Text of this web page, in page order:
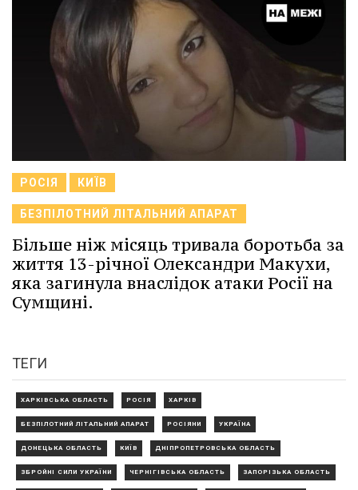
РОСІЯ КИЇВ
БЕЗПІЛОТНИЙ ЛІТАЛЬНИЙ АПАРАТ
Більше ніж місяць тривала боротьба за
життя 13-річної Олександри Макухи,
яка загинула внаслідок атаки Росії на
Сумщині.
ТЕГИ
ХАРКІВСЬКА ОБЛАСТЬ РОСІЯ ХАРКІВ
БЕЗПІЛОТНИЙ ЛІТАЛЬНИЙ АПАРАТ РОСІЯНИ УКРАЇНА
ДОНЕЦЬКА ОБЛАСТЬ КИЇВ ДНІПРОПЕТРОВСЬКА ОБЛАСТЬ
ЗБРОЙНІ СИЛИ УКРАЇНИ ЧЕРНІГІВСЬКА ОБЛАСТЬ ЗАПОРІЗЬКА ОБЛАСТЬ